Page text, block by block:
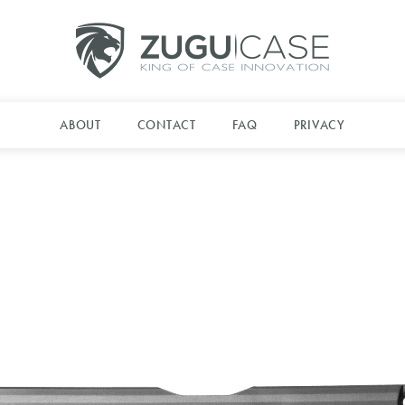
ABOUT CONTACT FAQ PRIVACY